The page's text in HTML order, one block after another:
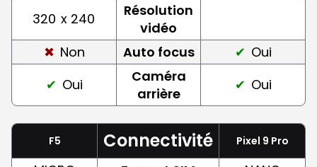
320 x 240
Résolution
vidéo
Non
Auto focus
Oui
Oui
Caméra
arrière
Oui
F5 Connectivité Pixel 9 Pro